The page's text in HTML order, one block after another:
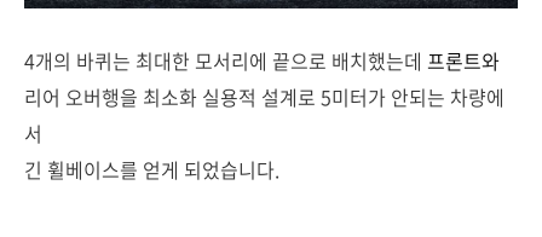
4개의 바퀴는 최대한 모서리에 끝으로 배치했는데 프론트와
리어 오버행을 최소화 실용적 설계로 5미터가 안되는 차량에
서
긴 휠베이스를 얻게 되었습니다.